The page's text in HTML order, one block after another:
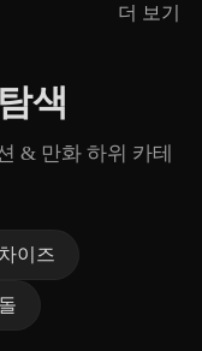
더 보기
색
& 만화 하위 카테
이즈